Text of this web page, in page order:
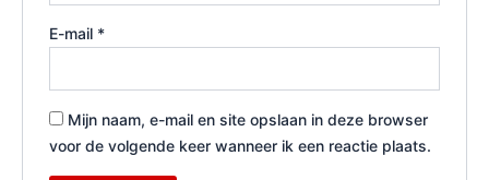
E-mail *
Mijn naam, e-mail en site opslaan in deze browser
voor de volgende keer wanneer ik een reactie plaats.